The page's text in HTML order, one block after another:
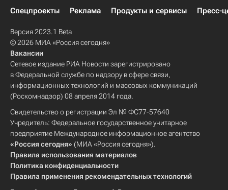
Спецпроекты
Реклама Продукты и сервисы Пресс-
Версия 2023.1 Beta
© 2026 МИА «Россия сегодня»
Вакансии
Сетевое издание РИА Новости зарегистрировано
в Федеральной службе по надзору в сфере связи,
информационных технологий и массовых коммуникаций
(Роскомнадзор) 08 апреля 2014 года.
Свидетельство о регистрации Эл № ФС77-57640
Учредитель: Федеральное государственное унитарное
предприятие Международное информационное агентство
«Россия сегодня» (МИА «Россия сегодня»).
Правила использования материалов
Политика конфиденциальности
Правила применения рекомендательных технологий